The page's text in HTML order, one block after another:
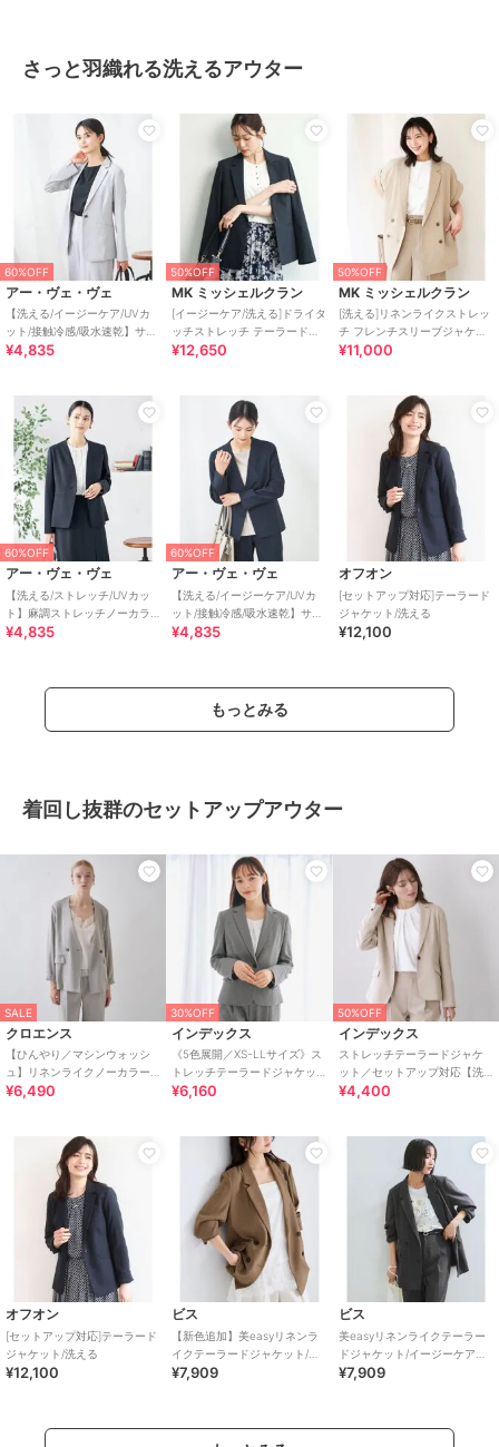
さっと羽織れる洗えるアウター
60%OFF
アー・ヴェ・ヴェ
【洗える/イージーケア/UVカ
ット/接触冷感/吸水速乾】サマ
ーストレッチテーラードジャ
¥4,835
50%OFF
MK ミッシェルクラン
[イージーケア/洗える]ドライタ
ッチストレッチ テーラードジ
ャケット
¥12,650
50%OFF
MK ミッシェルクラン
[洗える]リネンライクストレッ
チ フレンチスリーブジャケッ
ト
¥11,000
60%OFF
アー・ヴェ・ヴェ
【洗える/ストレッチ/UVカッ
ト】麻調ストレッチノーカラ
ージャケット
¥4,835
60%OFF
アー・ヴェ・ヴェ
【洗える/イージーケア/UVカ
ット/接触冷感/吸水速乾】サマ
ーストレッチノーカラージャ
¥4,835
オフオン
[セットアップ対応]テーラード
ジャケット/洗える
¥12,100
もっとみる
着回し抜群のセットアップアウター
SALE
クロエンス
【ひんやり／マシンウォッシ
ュ】リネンライクノーカラー
ジャケット セットアップ対
¥6,490
30%OFF
インデックス
《5色展開／XS-LLサイズ》ス
トレッチテーラードジャケッ
ト／セットアップ対応【イー
¥6,160
50%OFF
インデックス
ストレッチテーラードジャケ
ット／セットアップ対応【洗
濯機OK】
¥4,400
オフオン
[セットアップ対応]テーラード
ジャケット/洗える
¥12,100
ビス
【新色追加】美easyリネンラ
イクテーラードジャケット/イ
ージーケア・接触冷感・セッ
¥7,909
ビス
美easyリネンライクテーラー
ドジャケット/イージーケア・
接触冷感・セットアップ対応
¥7,909